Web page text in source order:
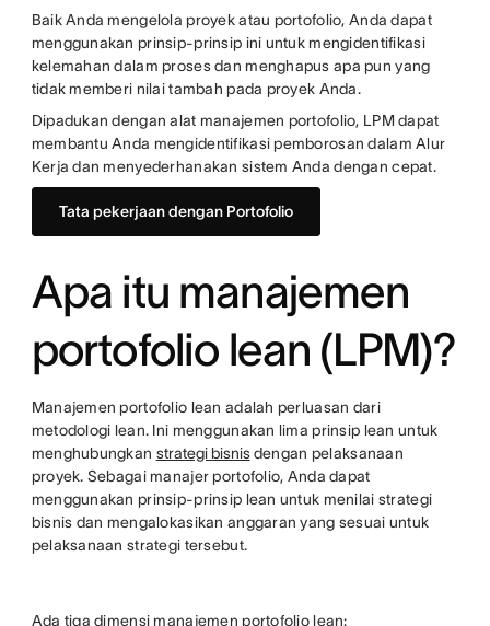
Baik Anda mengelola proyek atau portofolio, Anda dapat
menggunakan prinsip-prinsip ini untuk mengidentifikasi
kelemahan dalam proses dan menghapus apa pun yang
tidak memberi nilai tambah pada proyek Anda.
Dipadukan dengan alat manajemen portofolio, LPM dapat
membantu Anda mengidentifikasi pemborosan dalam Alur
Kerja dan menyederhanakan sistem Anda dengan cepat.
Tata pekerjaan dengan Portofolio
Apa itu manajemen
portofolio lean (LPM)?
Manajemen portofolio lean adalah perluasan dari
metodologi lean. Ini menggunakan lima prinsip lean untuk
menghubungkan strategi bisnisdengan pelaksanaan
proyek. Sebagai manajer portofolio, Anda dapat
menggunakan prinsip-prinsip lean untuk menilai strategi
bisnis dan mengalokasikan anggaran yang sesuai untuk
pelaksanaan strategi tersebut.
Ada tiga dimensi manajemen portofolio lean: